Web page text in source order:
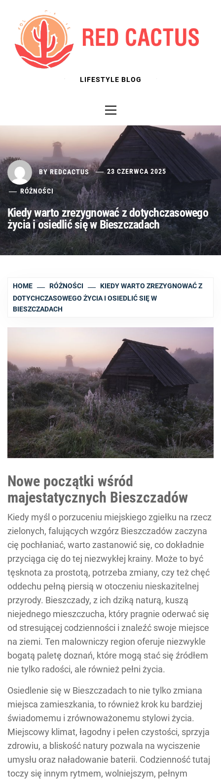
content
LIFESTYLE BLOG
Menu
BYREDCACTUS 23 CZERWCA 2025
RÓŻNOŚCI
Kiedy warto zrezygnować z dotychczasowego
życia i osiedlić się w Bieszczadach
HOME RÓŻNOŚCI
KIEDY WARTO ZREZYGNOWAĆ Z
DOTYCHCZASOWEGO ŻYCIA I OSIEDLIĆ SIĘ W
BIESZCZADACH
Nowe początki wśród
majestatycznych Bieszczadów
Kiedy myśl o porzuceniu miejskiego zgiełku na rzecz
zielonych, falujących wzgórz Bieszczadów zaczyna
cię pochłaniać, warto zastanowić się, co dokładnie
przyciąga cię do tej niezwykłej krainy. Może to być
tęsknota za prostotą, potrzeba zmiany, czy też chęć
oddechu pełną piersią w otoczeniu nieskazitelnej
przyrody. Bieszczady, z ich dziką naturą, kuszą
niejednego mieszczucha, który pragnie oderwać się
od stresującej codzienności i znaleźć swoje miejsce
na ziemi. Ten malowniczy region oferuje niezwykle
bogatą paletę doznań, które mogą stać się źródłem
nie tylko radości, ale również pełni życia.
Osiedlenie się w Bieszczadach to nie tylko zmiana
miejsca zamieszkania, to również krok ku bardziej
świadomemu i zrównoważonemu stylowi życia.
Miejscowy klimat, łagodny i pełen czystości, sprzyja
zdrowiu, a bliskość natury pozwala na wyciszenie
umysłu oraz naładowanie baterii. Codzienność tutaj
toczy się innym rytmem, wolniejszym, pełnym